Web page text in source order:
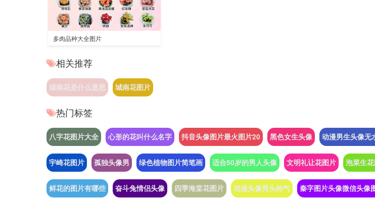
多肉品种大全图片
相关推荐
城南花是什么意思 城南花图片
热门标签
八字花图片大全 心形的花叫什么名字 抖音头像图片最火图片20 黑色女生头像 动漫男生头像无
宇崎花图片 孤独头像男 绿色植物图片简笔画 适合50岁的男人头像 文明礼让花图片 泡菜生
鲜花的图片有哪些 奋斗兔情侣头像 四季海棠花图片 动漫头像男头帅气 秦字图片头像微信头像